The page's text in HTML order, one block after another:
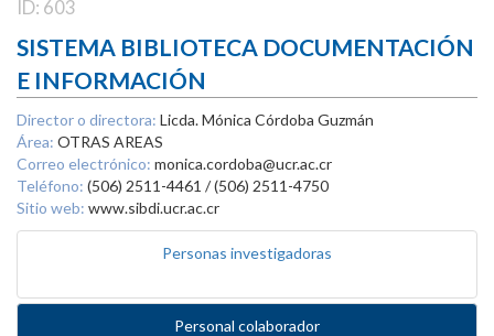
ID: 603
SISTEMA BIBLIOTECA DOCUMENTACIÓN
E INFORMACIÓN
Director o directora: Licda. Mónica Córdoba Guzmán
Área: OTRAS AREAS
Correo electrónico: monica.cordoba@ucr.ac.cr
Teléfono: (506) 2511-4461 / (506) 2511-4750
Sitio web: www.sibdi.ucr.ac.cr
Personas investigadoras
Personal colaborador